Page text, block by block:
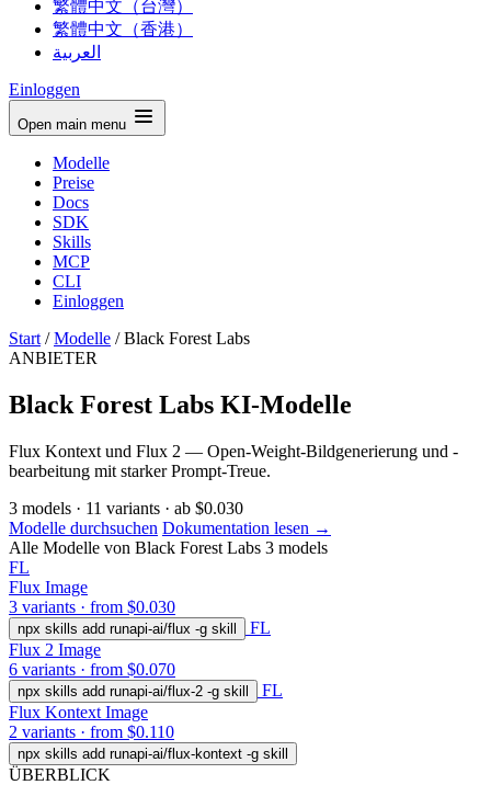
繁體中文（台灣）
繁體中文（香港）
العربية
Einloggen
Open main menu
Modelle
Preise
Docs
SDK
Skills
MCP
CLI
Einloggen
Start / Modelle / Black Forest Labs
ANBIETER
Black Forest Labs KI-Modelle
Flux Kontext und Flux 2 — Open-Weight-Bildgenerierung und -
bearbeitung mit starker Prompt-Treue.
3 models · 11 variants · ab $0.030
Modelle durchsuchen Dokumentation lesen →
Alle Modelle von Black Forest Labs 3 models
FL
Flux Image
3 variants · from $0.030
npx skills add runapi-ai/flux -g skill
FL
Flux 2 Image
6 variants · from $0.070
npx skills add runapi-ai/flux-2 -g skill
FL
Flux Kontext Image
2 variants · from $0.110
npx skills add runapi-ai/flux-kontext -g skill
ÜBERBLICK